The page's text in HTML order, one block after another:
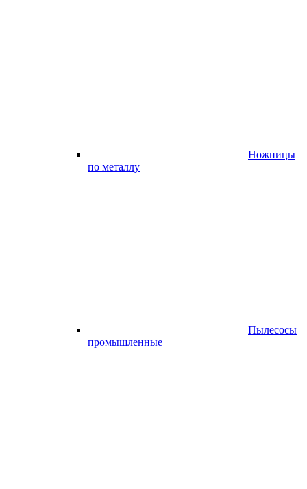
Ножницы
по металлу
Пылесосы
промышленные